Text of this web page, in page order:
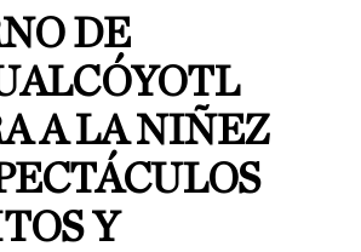
DE
A LA NIÑEZ
Y